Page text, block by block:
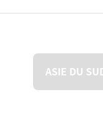
português
ASIE DU